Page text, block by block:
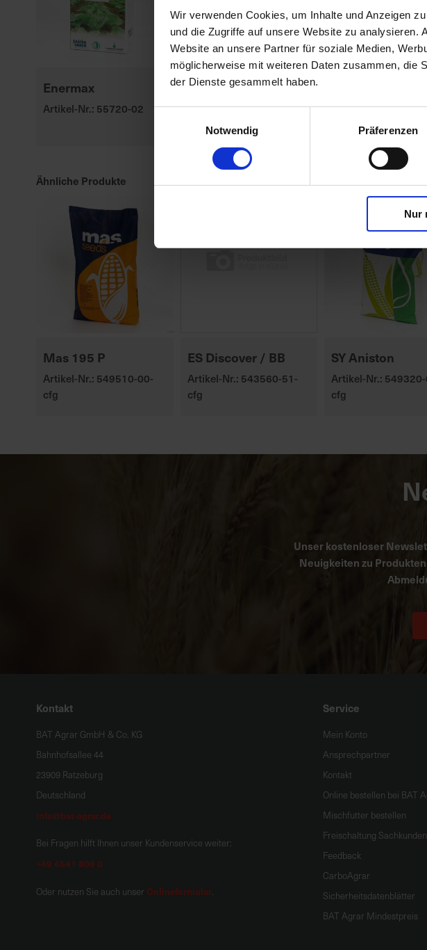
Wir verwenden Cookies, um Inhalte und Anzeigen
und die Zugriffe auf unsere Website zu analysieren.
Website an unsere Partner für soziale Medien,
möglicherweise mit weiteren Daten zusammen, die
der Dienste gesammelt haben.
Notwendig
Präferenzen
Nur
Enermax
Artikel-Nr.: 55720-02
P8329
Artikel-Nr.: 547010-00-
Ähnliche Produkte
Mas 195 P
Artikel-Nr.: 549510-00-
cfg
ES Discover / BB
Artikel-Nr.: 543560-51-
cfg
SY Aniston
Artikel-Nr.:
cfg
Unser kostenloser
Neuigkeiten zu
Kontakt
BAT Agrar GmbH & Co. KG
Bahnhofsallee 44
23909 Ratzeburg
Deutschland
info@bat-agrar.de
Bei Fragen hilft Ihnen unser Kundenservice weiter:
+49 4541 806 0
Oder nutzen Sie auch unser Onlineformular.
Service
Mein Konto
Ansprechpartner
Kontakt
Online bestellen bei BAT
Mischfutter bestellen
Freischaltung
Feedback
CarboAgrar
Sicherheitsdatenblätter
BAT Agrar Mindestpreis